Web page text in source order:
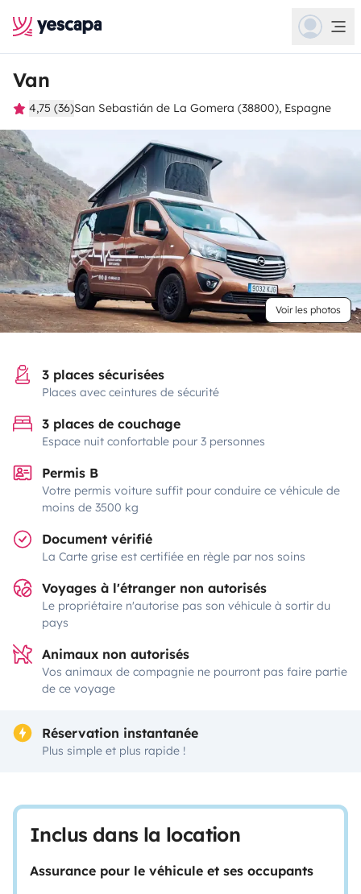
Van
4,75 (36)San Sebastián de La Gomera (38800), Espagne
Voir les photos
3 places sécurisées
Places avec ceintures de sécurité
3 places de couchage
Espace nuit confortable pour 3 personnes
Permis B
Votre permis voiture suffit pour conduire ce véhicule de
moins de 3500 kg
Document vérifié
La Carte grise est certifiée en règle par nos soins
Voyages à l'étranger non autorisés
Le propriétaire n'autorise pas son véhicule à sortir du
pays
Animaux non autorisés
Vos animaux de compagnie ne pourront pas faire partie
de ce voyage
Réservation instantanée
Plus simple et plus rapide !
Inclus dans la location
Assurance pour le véhicule et ses occupants